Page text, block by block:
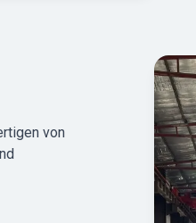
von